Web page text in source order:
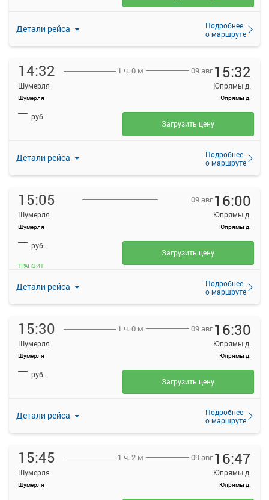
Детали рейса
Подробнее
о маршруте
14:32
Шумерля
Шумерля
1 ч. 0 м 09 авг 15:32
Юпрямы д.
Юпрямы д.
Детали рейса
Подробнее
о маршруте
— руб.
Загрузить цену
15:05
Шумерля
Шумерля
09 авг 16:00
Юпрямы д.
Юпрямы д.
Детали рейса
Подробнее
о маршруте
— руб.
ТРАНЗИТ
Загрузить цену
15:30
Шумерля
Шумерля
1 ч. 0 м 09 авг 16:30
Юпрямы д.
Юпрямы д.
Детали рейса
Подробнее
о маршруте
— руб.
Загрузить цену
15:45
Шумерля
Шумерля
1 ч. 2 м 09 авг 16:47
Юпрямы д.
Юпрямы д.